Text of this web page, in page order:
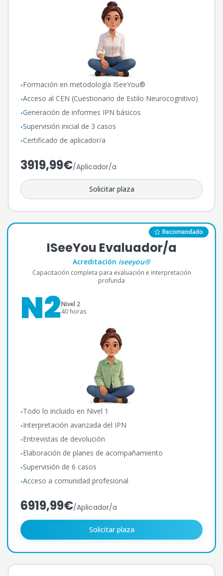
•Formación en metodología ISeeYou®
•Acceso al CEN (Cuestionario de Estilo Neurocognitivo)
•Generación de informes IPN básicos
•Supervisión inicial de 3 casos
•Certificado de aplicador/a
3919,99€/Aplicador/a
Solicitar plaza
Recomendado
ISeeYou Evaluador/a
Acreditación iseeyou®
Capacitación completa para evaluación e interpretación
profunda
N2Nivel 2
40 horas
•Todo lo incluido en Nivel 1
•Interpretación avanzada del IPN
•Entrevistas de devolución
•Elaboración de planes de acompañamiento
•Supervisión de 6 casos
•Acceso a comunidad profesional
6919,99€/Aplicador/a
Solicitar plaza